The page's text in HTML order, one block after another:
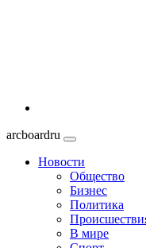
arcboardru
Новости
Общество
Бизнес
Политика
В мире